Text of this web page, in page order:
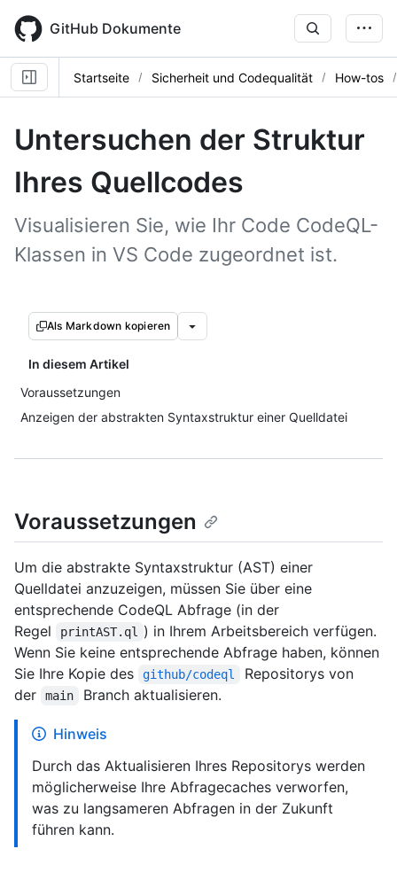
main
content
GitHub Dokumente
Startseite Sicherheit und Codequalität How-tos
Untersuchen der Struktur
Ihres Quellcodes
Visualisieren Sie, wie Ihr Code CodeQL-
Klassen in VS Code zugeordnet ist.
Als Markdown kopieren
In diesem Artikel
Voraussetzungen
Anzeigen der abstrakten Syntaxstruktur einer Quelldatei
Voraussetzungen
Um die abstrakte Syntaxstruktur (AST) einer
Quelldatei anzuzeigen, müssen Sie über eine
entsprechende CodeQL Abfrage (in der
Regel
printAST.ql
) in Ihrem Arbeitsbereich verfügen.
Wenn Sie keine entsprechende Abfrage haben, können
Sie Ihre Kopie des
github/codeql
Repositorys von
der
main Branch aktualisieren.
Hinweis
Durch das Aktualisieren Ihres Repositorys werden
möglicherweise Ihre Abfragecaches verworfen,
was zu langsameren Abfragen in der Zukunft
führen kann.